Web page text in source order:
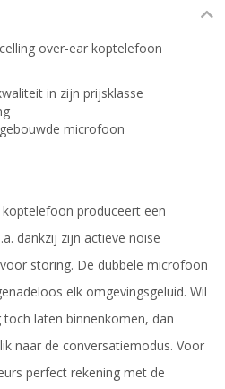
over-ear koptelefoon
in zijn prijsklasse
microfoon
produceert een
dankzij zijn actieve noise
storing. De dubbele microfoon
elk omgevingsgeluid. Wil
laten binnenkomen, dan
naar de conversatiemodus. Voor
perfect rekening met de